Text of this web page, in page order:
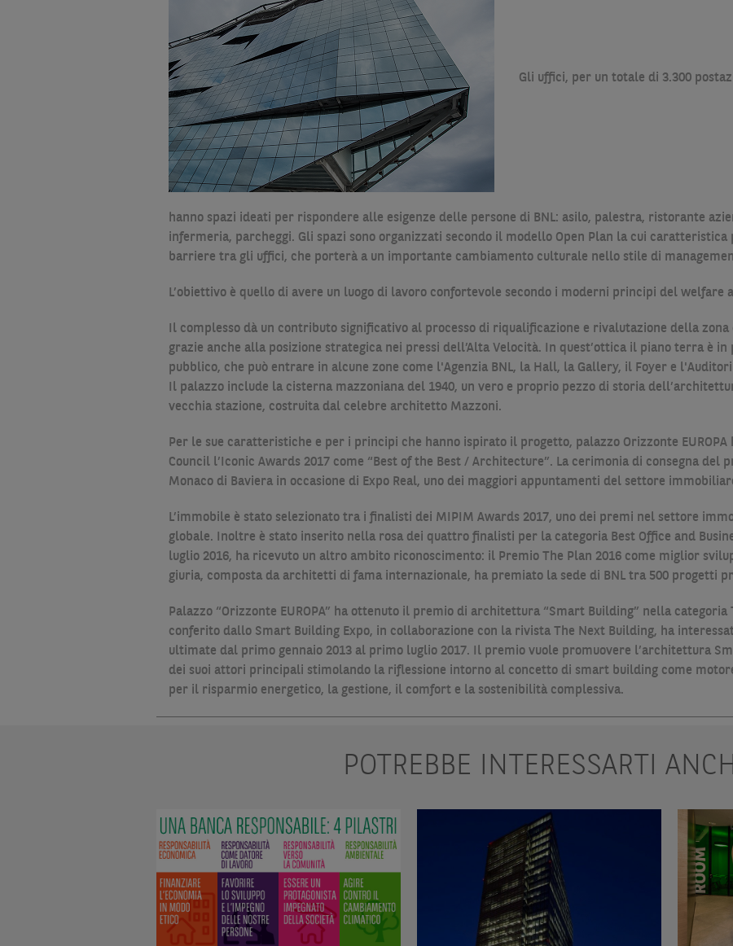
Gli uffici, per un totale di 3.300
hanno spazi ideati per rispondere alle esigenze delle persone di BNL: asilo, palestra, ristorante
infermeria, parcheggi. Gli spazi sono organizzati secondo il modello Open Plan la cui
barriere tra gli uffici, che porterà a un importante cambiamento culturale nello stile di
L’obiettivo è quello di avere un luogo di lavoro confortevole secondo i moderni principi del welfare
Il complesso dà un contributo significativo al processo di riqualificazione e rivalutazione della
grazie anche alla posizione strategica nei pressi dell’Alta Velocità. In quest’ottica il piano terra è
pubblico, che può entrare in alcune zone come l'Agenzia BNL, la Hall, la Gallery, il Foyer e
Il palazzo include la cisterna mazzoniana del 1940, un vero e proprio pezzo di storia
vecchia stazione, costruita dal celebre architetto Mazzoni.
Per le sue caratteristiche e per i principi che hanno ispirato il progetto, palazzo Orizzonte EUROPA
Council l’Iconic Awards 2017 come “Best of the Best / Architecture”. La cerimonia di consegna del
Monaco di Baviera in occasione di Expo Real, uno dei maggiori appuntamenti del settore
L’immobile è stato selezionato tra i finalisti dei MIPIM Awards 2017, uno dei premi nel settore
globale. Inoltre è stato inserito nella rosa dei quattro finalisti per la categoria Best Office and
luglio 2016, ha ricevuto un altro ambito riconoscimento: il Premio The Plan 2016 come miglior
giuria, composta da architetti di fama internazionale, ha premiato la sede di BNL tra 500 progetti
Palazzo “Orizzonte EUROPA” ha ottenuto il premio di architettura “Smart Building” nella
conferito dallo Smart Building Expo, in collaborazione con la rivista The Next Building, ha
ultimate dal primo gennaio 2013 al primo luglio 2017. Il premio vuole promuovere l’architettura
dei suoi attori principali stimolando la riflessione intorno al concetto di smart building come
per il risparmio energetico, la gestione, il comfort e la sostenibilità complessiva.
POTREBBE INTERESSARTI